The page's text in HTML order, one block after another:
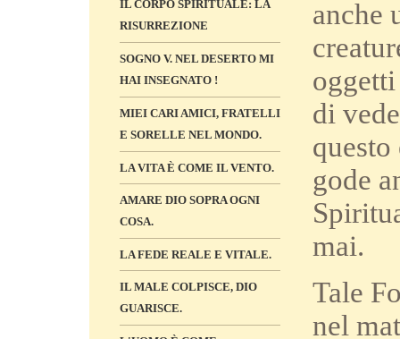
IL CORPO SPIRITUALE: LA
RISURREZIONE
SOGNO V. NEL DESERTO MI
HAI INSEGNATO !
MIEI CARI AMICI, FRATELLI
E SORELLE NEL MONDO.
LA VITA È COME IL VENTO.
AMARE DIO SOPRA OGNI
COSA.
LA FEDE REALE E VITALE.
IL MALE COLPISCE, DIO
GUARISCE.
anche
di
gode
mai.
Tale
nel